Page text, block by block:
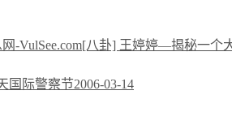
[八卦] 王婷婷—揭秘一个
国际警察节2006-03-14